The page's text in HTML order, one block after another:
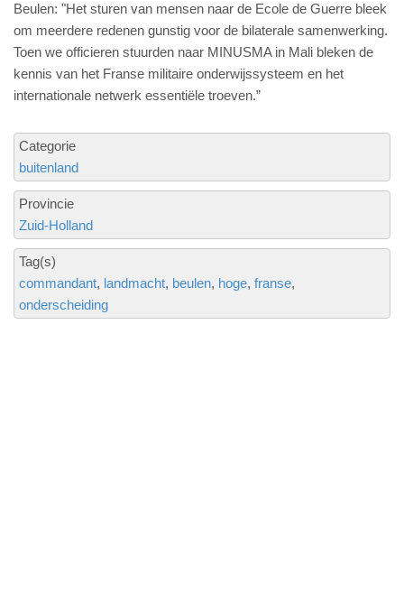
Beulen: "Het sturen van mensen naar de Ecole de Guerre bleek
om meerdere redenen gunstig voor de bilaterale samenwerking.
Toen we officieren stuurden naar MINUSMA in Mali bleken de
kennis van het Franse militaire onderwijssysteem en het
internationale netwerk essentiële troeven.”
Categorie
buitenland
Provincie
Zuid-Holland
Tag(s)
commandant landmacht beulen hoge franse
onderscheiding